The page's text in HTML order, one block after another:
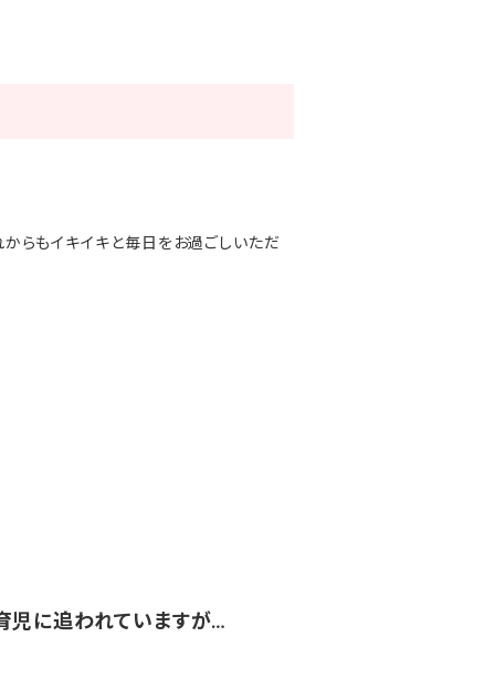
らもイキイキと毎日をお過ごしいただ
児に追われていますが…